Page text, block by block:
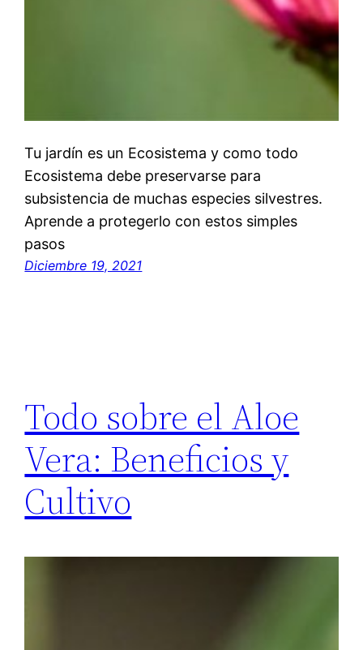
Tu jardín es un Ecosistema y como todo
Ecosistema debe preservarse para
subsistencia de muchas especies silvestres.
Aprende a protegerlo con estos simples
pasos
Diciembre 19, 2021
Todo sobre el Aloe
Vera: Beneficios y
Cultivo